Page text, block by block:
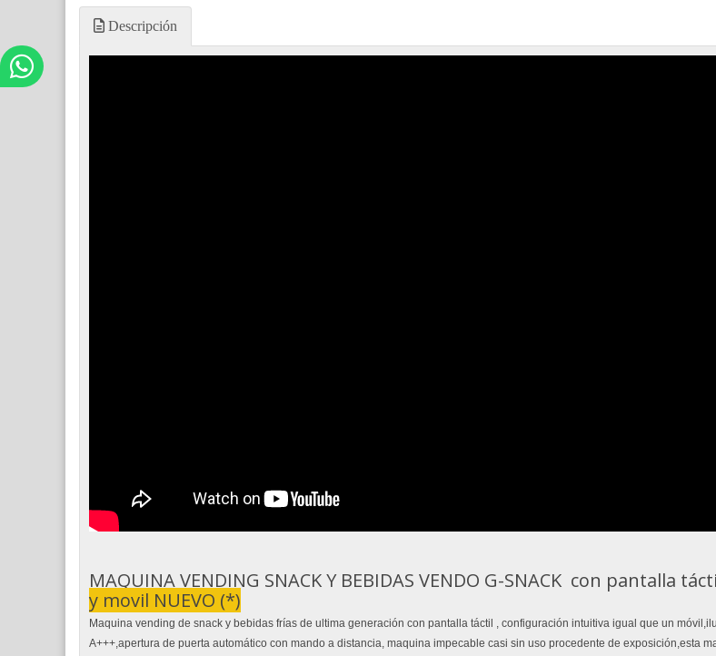
Descripción
MAQUINA VENDING SNACK Y BEBIDAS VENDO G-SNACK con pantalla
y movil NUEVO (*)
Maquina vending de snack y bebidas frías de ultima generación con pantalla táctil , configuración intuitiva igual que un
A+++,apertura de puerta automático con mando a distancia, maquina impecable casi sin uso procedente de exposición,esta